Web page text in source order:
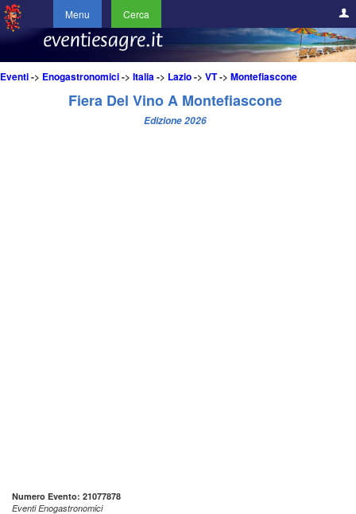
Menu Cerca
Eventi-> Enogastronomici-> Italia-> Lazio-> VT-> Montefiascone
Fiera Del Vino A Montefiascone
Edizione 2026
Numero Evento: 21077878
Eventi Enogastronomici